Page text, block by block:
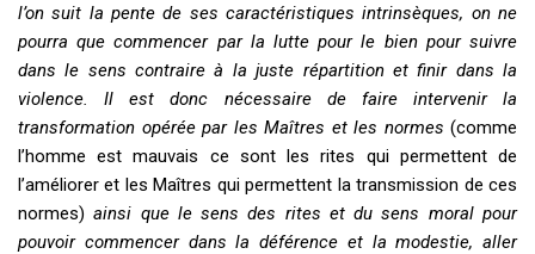
l’on suit la pente de ses caractéristiques intrinsèques, on ne
pourra que commencer par la lutte pour le bien pour suivre
dans le sens contraire à la juste répartition et finir dans la
violence. Il est donc nécessaire de faire intervenir la
transformation opérée par les Maîtres et les normes (comme
l’homme est mauvais ce sont les rites qui permettent de
l’améliorer et les Maîtres qui permettent la transmission de ces
normes)ainsi que le sens des rites et du sens moral pour
pouvoir commencer dans la déférence et la modestie, aller